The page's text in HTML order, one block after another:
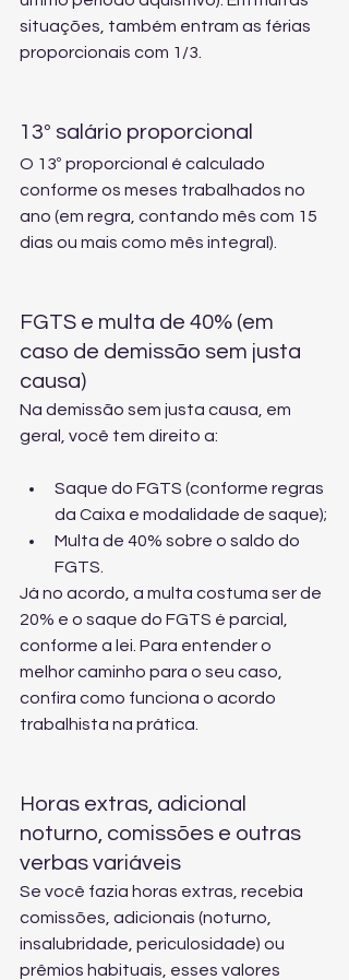
situações, também entram as férias
proporcionais com 1/3.
13º salário proporcional
O 13º proporcional é calculado
conforme os meses trabalhados no
ano (em regra, contando mês com 15
dias ou mais como mês integral).
FGTS e multa de 40% (em
caso de demissão sem justa
causa)
Na demissão sem justa causa, em
geral, você tem direito a:
Saque do FGTS (conforme regras
da Caixa e modalidade de saque);
Multa de 40% sobre o saldo do
FGTS.
Já no acordo, a multa costuma ser de
20% e o saque do FGTS é parcial,
conforme a lei. Para entender o
melhor caminho para o seu caso,
confira como funciona o acordo
trabalhista na prática
Horas extras, adicional
noturno, comissões e outras
verbas variáveis
Se você fazia horas extras, recebia
comissões, adicionais (noturno,
insalubridade, periculosidade) ou
prêmios habituais, esses valores